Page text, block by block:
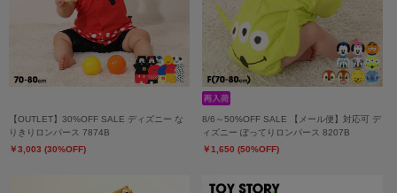
【OUTLET】30%OFF SALE ディズニー な
りきりロンパース 7874B
￥3,003 (30%OFF)
8/6～50%OFF SALE 【メール便】対応可 デ
ィズニー ぽってりロンパース 8207B
￥1,650 (50%OFF)